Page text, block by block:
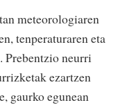
meteorologiaren
tenperaturaren eta
Prebentzio neurri
ezartzen
gaurko egunean